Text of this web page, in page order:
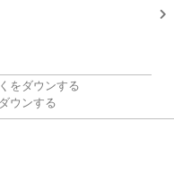
をダウンする
ウンする